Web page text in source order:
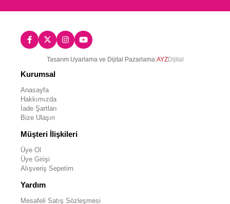
Tasarım Uyarlama ve Dijital Pazarlama:AYZDijital
Kurumsal
Anasayfa
Hakkımızda
İade Şartları
Bize Ulaşın
Müşteri İlişkileri
Üye Ol
Üye Girişi
Alışveriş Sepetim
Yardım
Mesafeli Satış Sözleşmesi